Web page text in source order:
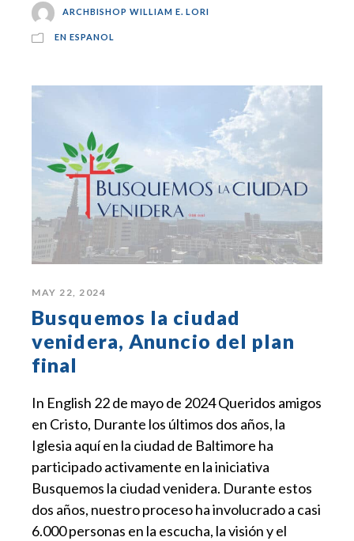
ARCHBISHOP WILLIAM E. LORI
EN ESPANOL
MAY 22, 2024
Busquemos la ciudad
venidera, Anuncio del plan
final
In English 22 de mayo de 2024 Queridos amigos
en Cristo, Durante los últimos dos años, la
Iglesia aquí en la ciudad de Baltimore ha
participado activamente en la iniciativa
Busquemos la ciudad venidera. Durante estos
dos años, nuestro proceso ha involucrado a casi
6.000 personas en la escucha, la visión y el